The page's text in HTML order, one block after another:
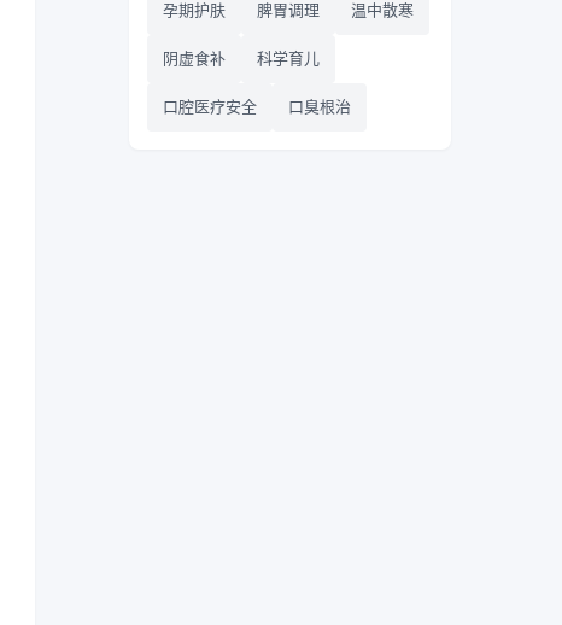
孕期护肤 脾胃调理 温中散寒
阴虚食补 科学育儿
口腔医疗安全 口臭根治